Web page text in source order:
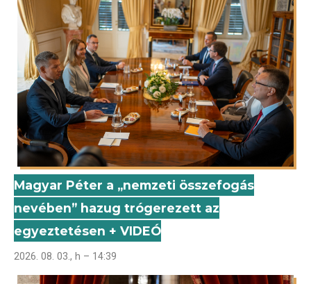
Magyar Péter a „nemzeti összefogás
nevében” hazug trógerezett az
egyeztetésen + VIDEÓ
2026. 08. 03., h – 14:39